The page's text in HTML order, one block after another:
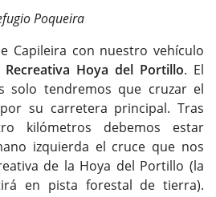
Poqueira
Capileira con nuestro vehículo
Recreativa Hoya del Portillo. El
solo tendremos que cruzar el
su carretera principal. Tras
kilómetros debemos estar
izquierda el cruce que nos
de la Hoya del Portillo (la
en pista forestal de tierra).